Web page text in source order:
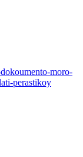
moro-
perastikoy